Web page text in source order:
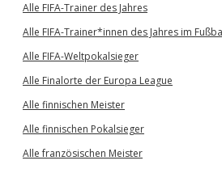
Alle FIFA-Trainer des Jahres
Alle FIFA-Trainer*innen des Jahres im
Alle FIFA-Weltpokalsieger
Alle Finalorte der Europa League
Alle finnischen Meister
Alle finnischen Pokalsieger
Alle französischen Meister